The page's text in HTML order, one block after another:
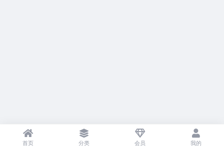
首页 分类 会员 我的